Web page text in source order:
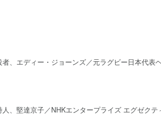
、エディー・ジョーンズ／元ラグビー日本代表
、堅達京子／NHKエンタープライズ エグゼクテ